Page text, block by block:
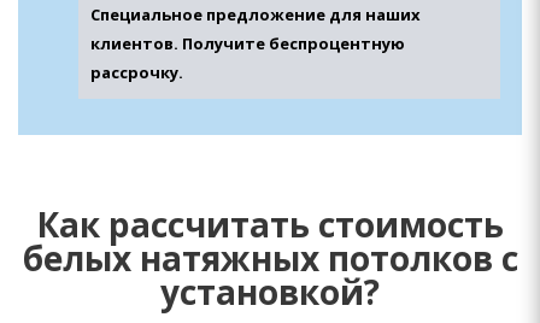
Специальное предложение для наших
клиентов. Получите беспроцентную
рассрочку.
Как рассчитать стоимость
белых натяжных потолков с
установкой?